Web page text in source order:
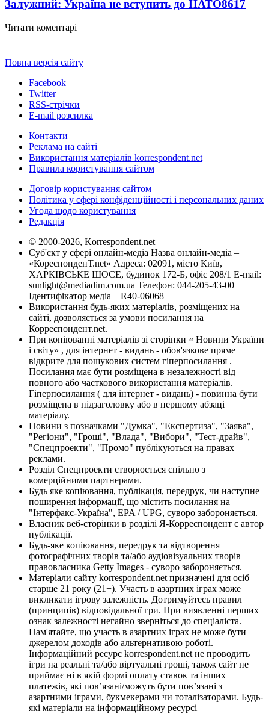
Залужний: Україна не вступить до НАТО8617
Читати коментарі
Повна версія сайту
Facebook
Twitter
RSS-стрічки
E-mail розсилка
Контакти
Реклама на сайті
Використання матеріалів korrespondent.net
Правила користування сайтом
Договір користування сайтом
Політика у сфері конфіденційності і персональних даних
Угода щодо користування
Редакція
© 2000-2026, Korrespondent.net
Суб'єкт у сфері онлайн-медіа Назва онлайн-медіа –
«КореспонденТ.net» Адреса: 02091, місто Київ,
ХАРКІВСЬКЕ ШОСЕ, будинок 172-Б, офіс 208/1 E-mail:
sunlight@mediadim.com.ua Телефон: 044-205-43-00
Ідентифікатор медіа – R40-06068
Використання будь-яких матеріалів, розміщених на
сайті, дозволяється за умови посилання на
Корреспондент.net.
При копіюванні матеріалів зі сторінки « Новини України
і світу» , для інтернет - видань - обов'язкове пряме
відкрите для пошукових систем гіперпосилання .
Посилання має бути розміщена в незалежності від
повного або часткового використання матеріалів.
Гіперпосилання ( для інтернет - видань) - повинна бути
розміщена в підзаголовку або в першому абзаці
матеріалу.
Новини з позначками "Думка", "Експертиза", "Заява",
"Регіони", "Гроші", "Влада", "Вибори", "Тест-драйв",
"Спецпроекти", "Промо" публікуються на правах
реклами.
Розділ Спецпроекти створюється спільно з
комерційними партнерами.
Будь яке копіювання, публікація, передрук, чи наступне
поширення інформації, що містить посилання на
"Інтерфакс-Україна", EPA / UPG, суворо забороняється.
Власник веб-сторінки в розділі Я-Корреспондент є автор
публікації.
Будь-яке копіювання, передрук та відтворення
фотографічних творів та/або аудіовізуальних творів
правовласника Getty Images - суворо забороняється.
Матеріали сайту korrespondent.net призначені для осіб
старше 21 року (21+). Участь в азартних іграх може
викликати ігрову залежність. Дотримуйтесь правил
(принципів) відповідальної гри. При виявленні перших
ознак залежності негайно зверніться до спеціаліста.
Пам'ятайте, що участь в азартних іграх не може бути
джерелом доходів або альтернативою роботі.
Інформаційний ресурс korrespondent.net не проводить
ігри на реальні та/або віртуальні гроші, також сайт не
приймає ні в якій формі оплату ставок та інших
платежів, які пов’язані/можуть бути пов’язані з
азартними іграми, букмекерами чи тоталізаторами. Будь-
які матеріали на інформаційному ресурсі